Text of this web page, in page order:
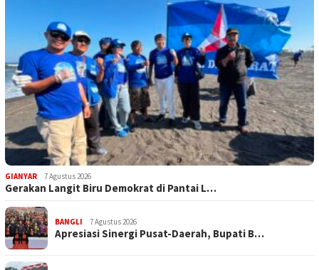
GIANYAR 7 Agustus 2026
Gerakan Langit Biru Demokrat di Pantai L…
BANGLI 7 Agustus 2026
Apresiasi Sinergi Pusat-Daerah, Bupati B…